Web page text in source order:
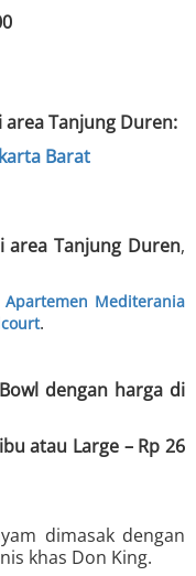
Tanjung Duren:
Barat
area Tanjung Duren,
Apartemen Mediterania
.
dengan harga di
atau Large – Rp 26
dimasak dengan
khas Don King.